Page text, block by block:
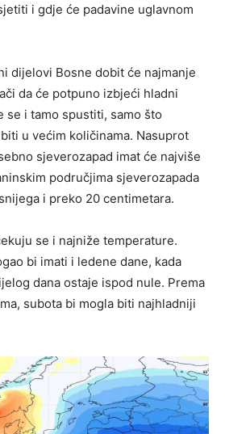
i gdje će padavine uglavnom
dijelovi Bosne dobit će najmanje
da će potpuno izbjeći hladni
se i tamo spustiti, samo što
u većim količinama. Nasuprot
sjeverozapad imat će najviše
područjima sjeverozapada
i preko 20 centimetara.
se i najniže temperature.
bi imati i ledene dane, kada
dana ostaje ispod nule. Prema
subota bi mogla biti najhladniji